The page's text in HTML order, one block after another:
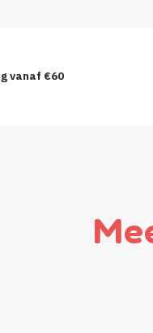
vanaf €60